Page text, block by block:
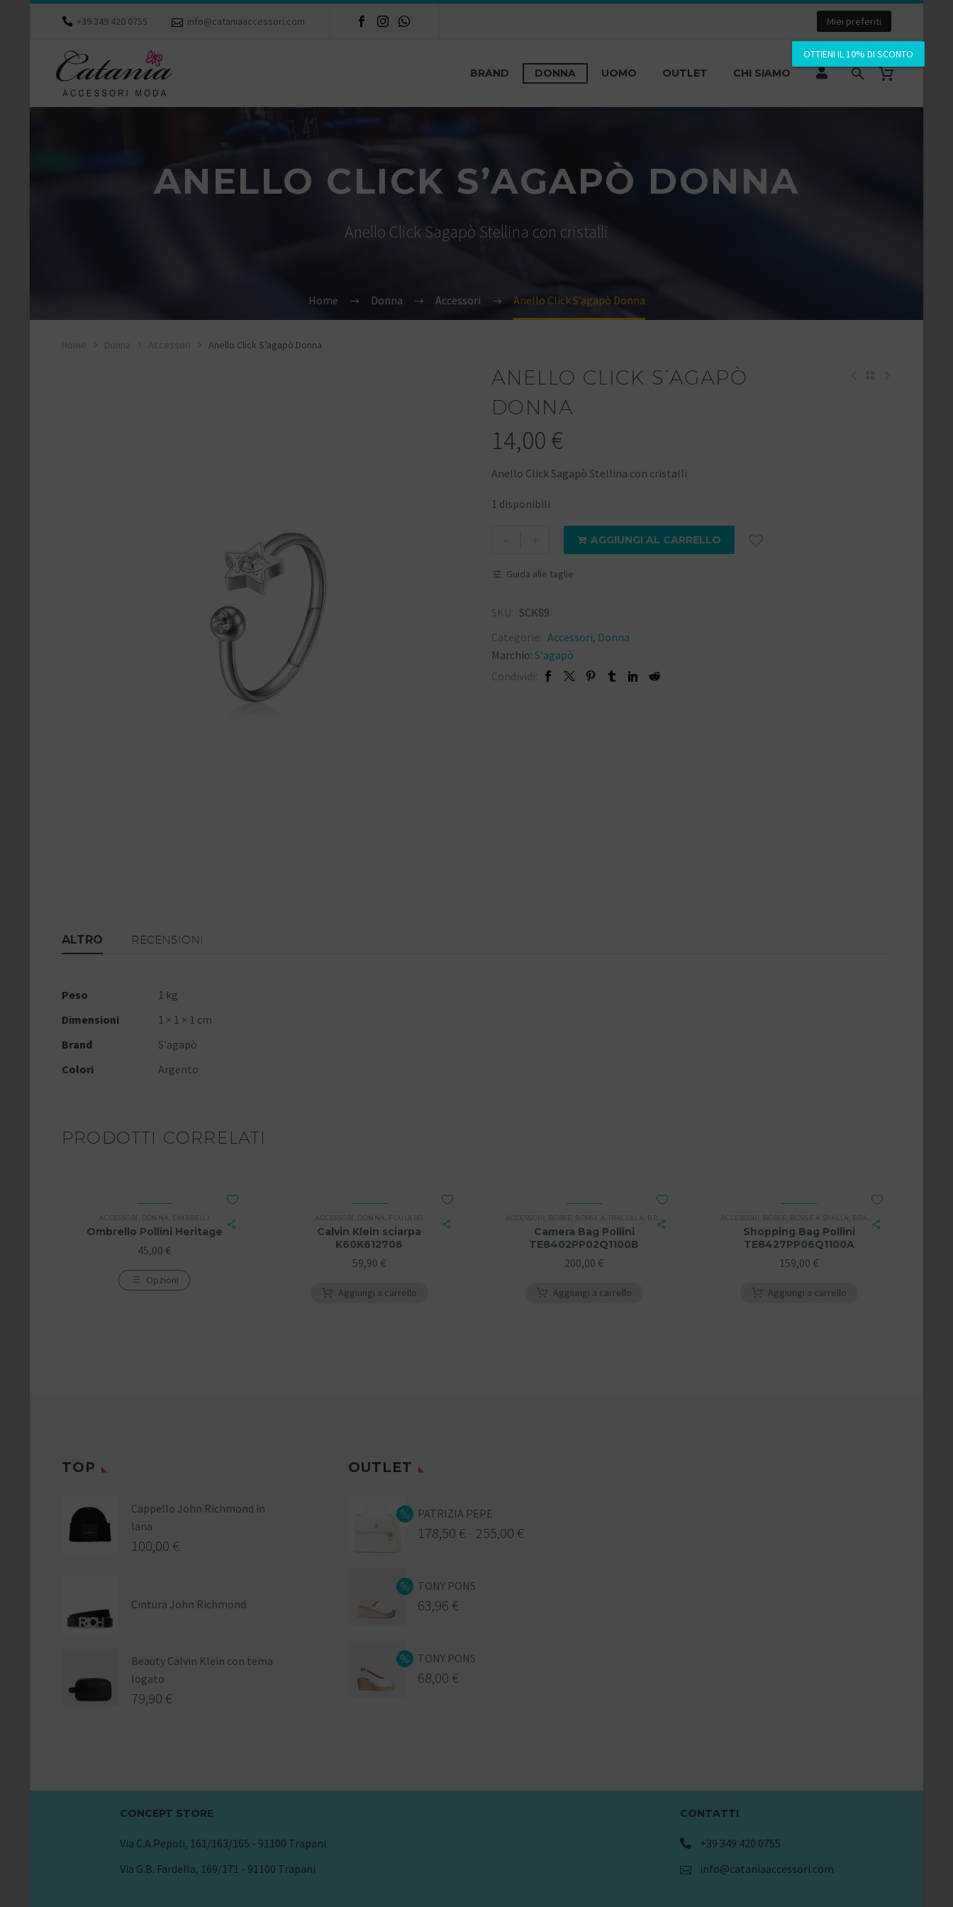
OTTIENI IL 10% DI SCONTO
+39 349 420 0755 info@cataniaaccessori.com Miei preferiti
BRAND DONNA UOMO OUTLET CHI SIAMO
ANELLO CLICK S’AGAPÒ DONNA
Anello Click Sagapò Stellina con cristalli
Home Donna Accessori Anello Click S’agapò Donna
Home Donna Accessori Anello Click S’agapò Donna
ANELLO CLICK S’AGAPÒ
DONNA
14,00 €
Anello Click Sagapò Stellina con cristalli
1 disponibili
- +  AGGIUNGI AL CARRELLO
Guida alle taglie
SKU: SCK89
Categorie: Accessori, Donna
Marchio: S'agapò
Condividi:
ALTRO RECENSIONI
Peso
1 kg
Dimensioni
1 × 1 × 1 cm
Brand
S'agapò
Colori
Argento
PRODOTTI CORRELATI
ACCESSORI DONNA OMBRELLI
Ombrello Pollini Heritage
45,00 €
Opzioni
ACCESSORI DONNA FOULARD
Calvin Klein sciarpa
K60K612706
59,90 €
Aggiungi a carrello
ACCESSORI BORSE BORSE A TRACOLLA BRAND
Camera Bag Pollini
TE8402PP02Q1100B
200,00 €
Aggiungi a carrello
ACCESSORI BORSE BORSE A SPALLA BRAND ,
Shopping Bag Pollini
TE8427PP06Q1100A
159,00 €
Aggiungi a carrello
TOP
Cappello John Richmond in
lana
100,00 €
Cintura John Richmond
Beauty Calvin Klein con tema
logato
79,90 €
OUTLET
PATRIZIA PEPE
178,50 € 255,00 €
TONY PONS
63,96 €
TONY PONS
68,00 €
CONCEPT STORE
Via C.A.Pepoli, 161/163/165 - 91100 Trapani
Via G.B. Fardella, 169/171 - 91100 Trapani
CONTATTI
+39 349 420 0755
info@cataniaaccessori.com